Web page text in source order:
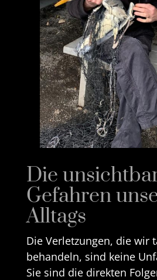
Die
Gefahren
Alltags
Die Verletzungen, die wir
behandeln, sind keine
Sie sind die direkten